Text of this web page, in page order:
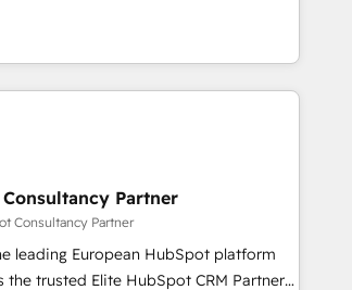
into measurable, scalable growth.
enterprise-grade campaigns, our in-
strategies that drive long-term
cleanups • Custom APIs and third-party
growth programs • Sales
CRM optimization • Retention
mapping 🏅 Elite-Level
• 750+ onboardings and 2,000+
Partner
Consultancy Partner
leading European HubSpot platform